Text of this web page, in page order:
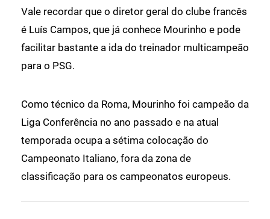
Vale recordar que o diretor geral do clube francês
é Luís Campos, que já conhece Mourinho e pode
facilitar bastante a ida do treinador multicampeão
para o PSG.
Como técnico da Roma, Mourinho foi campeão da
Liga Conferência no ano passado e na atual
temporada ocupa a sétima colocação do
Campeonato Italiano, fora da zona de
classificação para os campeonatos europeus.